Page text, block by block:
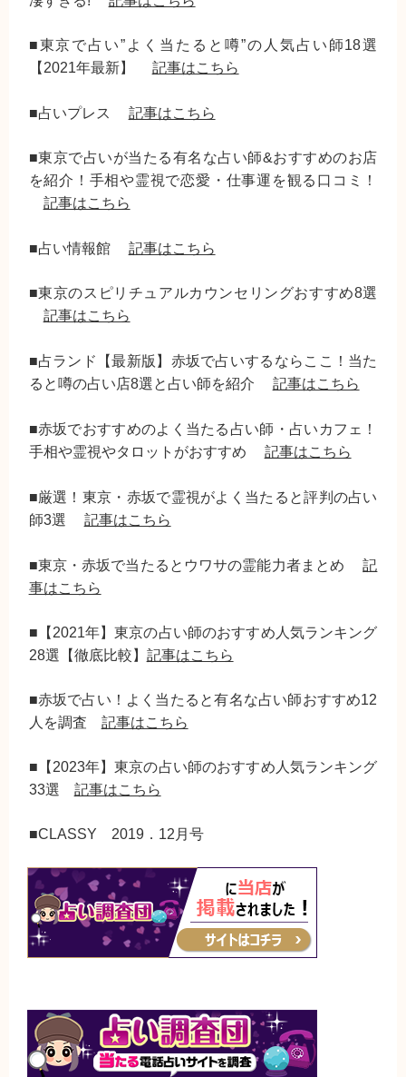
■東京で占い”よく当たると噂”の人気占い師18選
【2021年最新】 記事はこちら
■占いプレス 記事はこちら
■東京で占いが当たる有名な占い師&おすすめのお店
を紹介！手相や霊視で恋愛・仕事運を観る口コミ！
記事はこちら
■占い情報館 記事はこちら
■東京のスピリチュアルカウンセリングおすすめ8選
記事はこちら
■占ランド【最新版】赤坂で占いするならここ！当た
ると噂の占い店8選と占い師を紹介 記事はこちら
■赤坂でおすすめのよく当たる占い師・占いカフェ！
手相や霊視やタロットがおすすめ 記事はこちら
■厳選！東京・赤坂で霊視がよく当たると評判の占い
師3選 記事はこちら
■東京・赤坂で当たるとウワサの霊能力者まとめ記
事はこちら
■【2021年】東京の占い師のおすすめ人気ランキング
28選【徹底比較】 記事はこちら
■赤坂で占い！よく当たると有名な占い師おすすめ12
人を調査 記事はこちら
■【2023年】東京の占い師のおすすめ人気ランキング
33選 記事はこちら
■CLASSY 2019．12月号